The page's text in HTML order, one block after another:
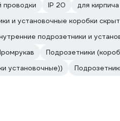
проводки IP 20
для
и установочные коробки
подрозетники и
Подрозетники
установочные))